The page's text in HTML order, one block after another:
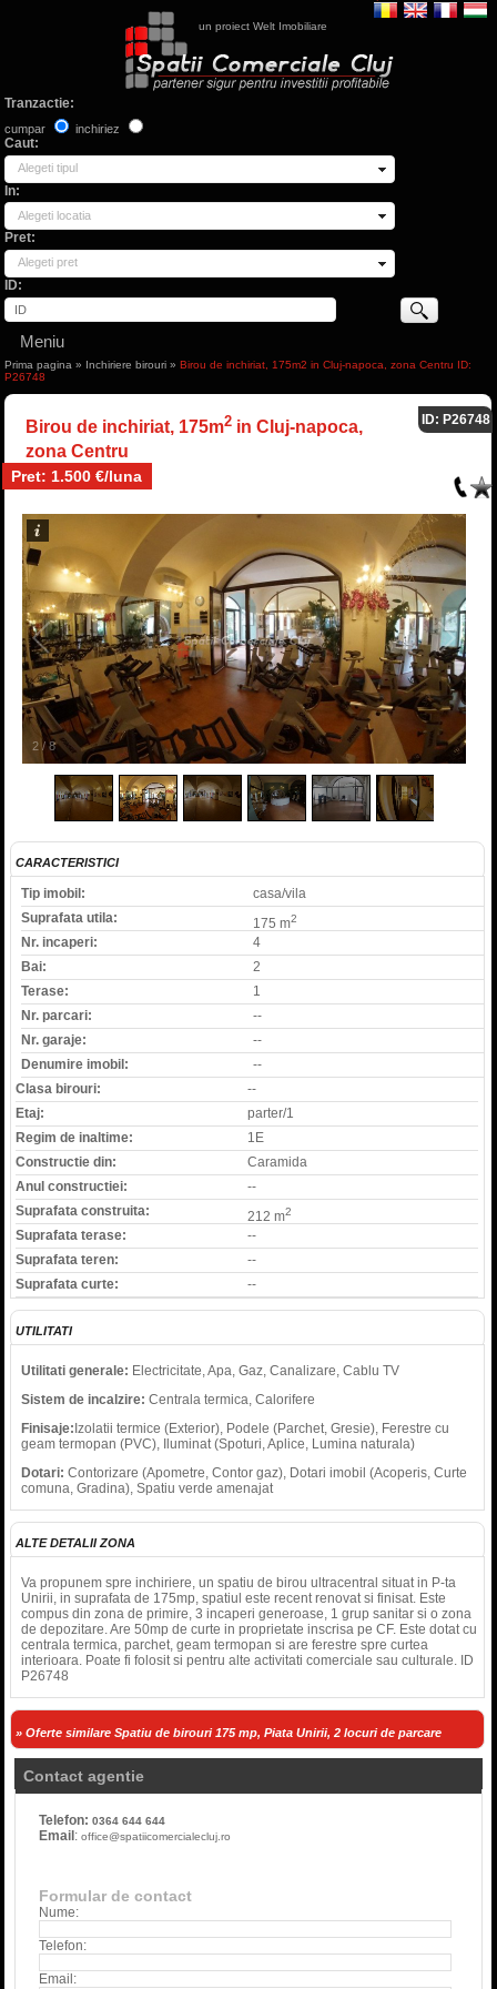
un proiect Welt Imobiliare
Tranzactie:
cumpar inchiriez
Caut:
Alegeti tipul
In:
Alegeti locatia
Pret:
Alegeti pret
ID:
Meniu
Prima pagina » Inchiriere birouri » Birou de inchiriat, 175m2 in Cluj-napoca, zona Centru ID:
P26748
Birou de inchiriat, 175m2in Cluj-napoca,
zona Centru
Pret: 1.500 €/luna
ID: P26748
2/ 8
CARACTERISTICI
Tip imobil:
casa/vila
Suprafata utila:
175 m2
Nr. incaperi:
4
Bai:
2
Terase:
1
Nr. parcari:
--
Nr. garaje:
--
Denumire imobil:
--
Clasa birouri:
--
Etaj:
parter/1
Regim de inaltime:
1E
Constructie din:
Caramida
Anul constructiei:
--
Suprafata construita:
212 m2
Suprafata terase:
--
Suprafata teren:
--
Suprafata curte:
--
UTILITATI
Utilitati generale: Electricitate, Apa, Gaz, Canalizare, Cablu TV
Sistem de incalzire: Centrala termica, Calorifere
Finisaje: Izolatii termice (Exterior), Podele (Parchet, Gresie), Ferestre cu
geam termopan (PVC), Iluminat (Spoturi, Aplice, Lumina naturala)
Dotari: Contorizare (Apometre, Contor gaz), Dotari imobil (Acoperis, Curte
comuna, Gradina), Spatiu verde amenajat
ALTE DETALII ZONA
Va propunem spre inchiriere, un spatiu de birou ultracentral situat in P-ta
Unirii, in suprafata de 175mp, spatiul este recent renovat si finisat. Este
compus din zona de primire, 3 incaperi generoase, 1 grup sanitar si o zona
de depozitare. Are 50mp de curte in proprietate inscrisa pe CF. Este dotat cu
centrala termica, parchet, geam termopan si are ferestre spre curtea
interioara. Poate fi folosit si pentru alte activitati comerciale sau culturale. ID
P26748
» Oferte similare Spatiu de birouri 175 mp, Piata Unirii, 2 locuri de parcare
Contact agentie
Telefon:0364 644 644
Email :office@spatiicomercialecluj.ro
Formular de contact
Nume:
Telefon:
Email: